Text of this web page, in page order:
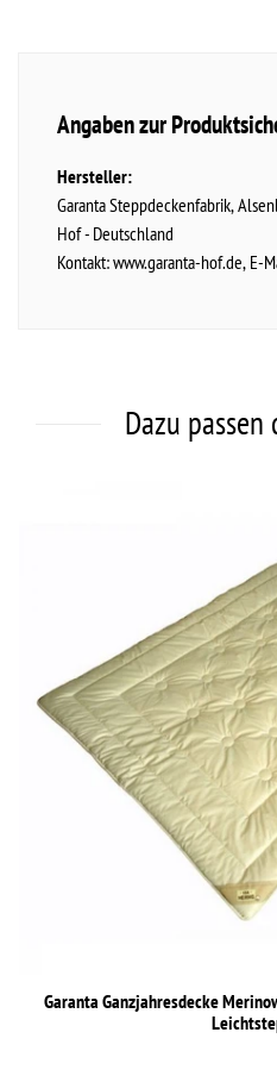
Angaben zur
Hersteller:
Garanta Steppdeckenfabrik
Hof Deutschland
Kontakt:www.garanta-hof.de E-
Dazu
Garanta Ganzjahresdecke